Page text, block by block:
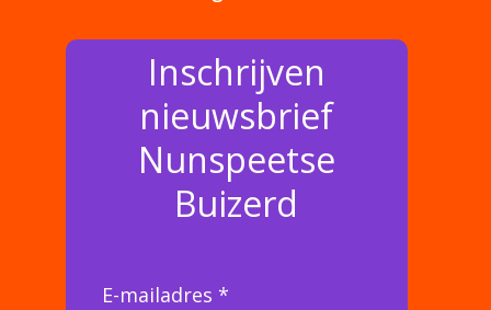
Inschrijven
nieuwsbrief
Nunspeetse
Buizerd
E-mailadres *